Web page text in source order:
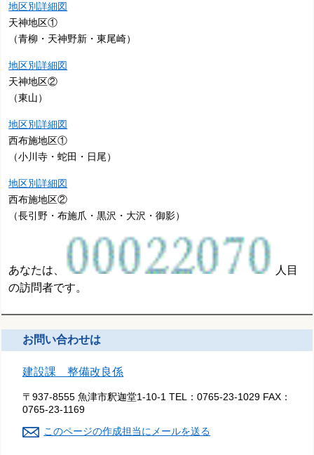
地区別詳細図
天神地区①
（青柳・天神野新・東尾崎）
地区別詳細図
天神地区②
（東山）
地区別詳細図
西布施地区①
（小川寺・蛇田・日尾）
地区別詳細図
西布施地区②
（長引野・布施爪・黒沢・大沢・御影）
あなたは、
人目
の訪問者です。
お問い合わせは
建設課 整備改良係
〒937-8555 魚津市釈迦堂1-10-1 TEL：0765-23-1029 FAX：
0765-23-1169
このページの作成担当にメールを送る